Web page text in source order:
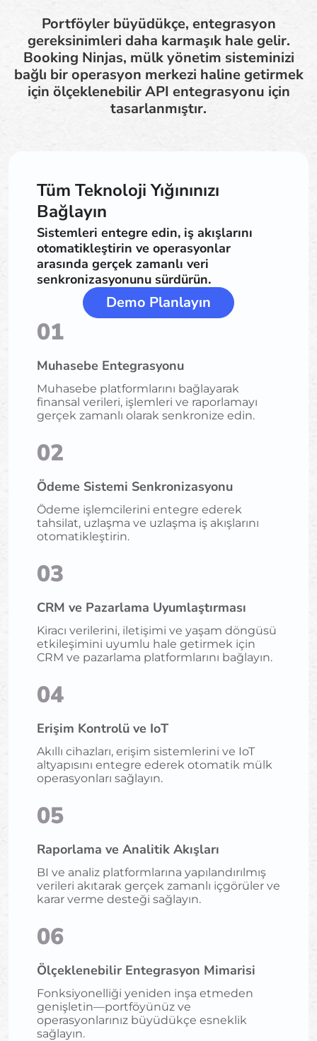
Portföyler büyüdükçe, entegrasyon
gereksinimleri daha karmaşık hale gelir.
Booking Ninjas, mülk yönetim sisteminizi
bağlı bir operasyon merkezi haline getirmek
için ölçeklenebilir API entegrasyonu için
tasarlanmıştır.
Tüm Teknoloji Yığınınızı
Bağlayın
Sistemleri entegre edin, iş akışlarını
otomatikleştirin ve operasyonlar
arasında gerçek zamanlı veri
senkronizasyonunu sürdürün.
Demo Planlayın
01
Muhasebe Entegrasyonu
Muhasebe platformlarını bağlayarak
finansal verileri, işlemleri ve raporlamayı
gerçek zamanlı olarak senkronize edin.
02
Ödeme Sistemi Senkronizasyonu
Ödeme işlemcilerini entegre ederek
tahsilat, uzlaşma ve uzlaşma iş akışlarını
otomatikleştirin.
03
CRM ve Pazarlama Uyumlaştırması
Kiracı verilerini, iletişimi ve yaşam döngüsü
etkileşimini uyumlu hale getirmek için
CRM ve pazarlama platformlarını bağlayın.
04
Erişim Kontrolü ve IoT
Akıllı cihazları, erişim sistemlerini ve IoT
altyapısını entegre ederek otomatik mülk
operasyonları sağlayın.
05
Raporlama ve Analitik Akışları
BI ve analiz platformlarına yapılandırılmış
verileri akıtarak gerçek zamanlı içgörüler ve
karar verme desteği sağlayın.
06
Ölçeklenebilir Entegrasyon Mimarisi
Fonksiyonelliği yeniden inşa etmeden
genişletin—portföyünüz ve
operasyonlarınız büyüdükçe esneklik
sağlayın.